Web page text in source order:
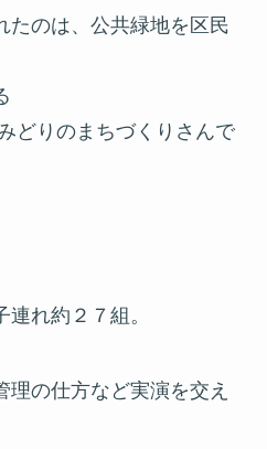
たのは、公共緑地を区民
どりのまちづくりさんで
れ約２７組。
の仕方など実演を交え